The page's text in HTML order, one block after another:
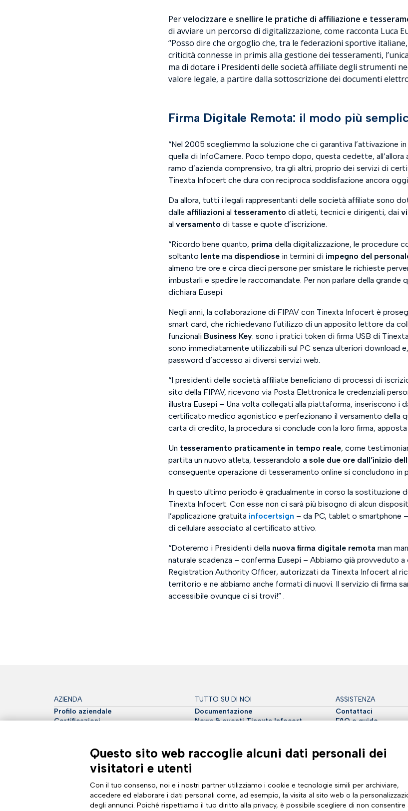
Pervelocizzare e snellire le pratiche di affiliazione e
di avviare un percorso di digitalizzazione, come racconta Luca
“Posso dire che orgoglio che, tra le federazioni sportive
criticità connesse in primis alla gestione dei tesseramenti,
ma di dotare i Presidenti delle società affiliate degli strumenti
valore legale, a partire dalla sottoscrizione dei documenti
Firma Digitale Remota: il modo più
“Nel 2005 scegliemmo la soluzione che ci garantiva l’attivazione
quella di InfoCamere. Poco tempo dopo, questa cedette,
ramo d’azienda comprensivo, tra gli altri, proprio dei servizi di
Tinexta Infocert che dura con reciproca soddisfazione ancora
Da allora, tutti i legali rappresentanti delle società affiliate sono
dalle affiliazioni al tesseramento di atleti, tecnici e dirigenti, dai
alversamento di tasse e quote d’iscrizione. ​
“Ricordo bene quanto, prima della digitalizzazione, le procedure
soltanto lente ma dispendiose in termini di impegno del
almeno tre ore e circa dieci persone per smistare le richieste
imbustarli e spedire le raccomandate. Per non parlare della
dichiara Eusepi.​
Negli anni, la collaborazione di FIPAV con Tinexta Infocert è
smart card, che richiedevano l’utilizzo di un apposito lettore da
funzionali Business Key: sono i pratici token di firma USB di
sono immediatamente utilizzabili sul PC senza ulteriori download
password d’accesso ai diversi servizi web. ​
“I presidenti delle società affiliate beneficiano di processi di
sito della FIPAV, ricevono via Posta Elettronica le credenziali
illustra Eusepi – Una volta collegati alla piattaforma, inseriscono i
certificato medico agonistico e perfezionano il versamento della
carta di credito, la procedura si conclude con la loro firma,
Un tesseramento praticamente in tempo reale, come
partita un nuovo atleta, tesserandolo a sole due ore dall’inizio
conseguente operazione di tesseramento online si concludono
In questo ultimo periodo è gradualmente in corso la sostituzione
Tinexta Infocert. Con esse non ci sarà più bisogno di alcun
l’applicazione gratuita infocertsign – da PC, tablet o smartphone
di cellulare associato al certificato attivo. ​
“Doteremo i Presidenti della nuova firma digitale remota man
naturale scadenza – conferma Eusepi –Abbiamo già provveduto
Registration Authority Officer, autorizzati da Tinexta Infocert al
territorio e ne abbiamo anche formati di nuovi. Il servizio di firma
accessibile ovunque ci si trovi!” .​
AZIENDA
Profilo aziendale
Certificazioni
Analyst Report
Dichiarazione di Accessibilità
TUTTO SU DI NOI
Documentazione
News & eventi Tinexta Infocert
Sito internazionale
Diventa Partner
ASSISTENZA
Contattaci
FAQ e guide
Trasparenza tariffaria
Questo sito web raccoglie alcuni dati personali dei
visitatori e utenti
Con il tuo consenso, noi e i nostri partner utilizziamo i cookie e tecnologie simili per archiviare,
accedere ed elaborare i dati personali come, ad esempio, la visita al sito web o la
degli annunci. Poiché rispettiamo il tuo diritto alla privacy, è possibile scegliere di non consentire